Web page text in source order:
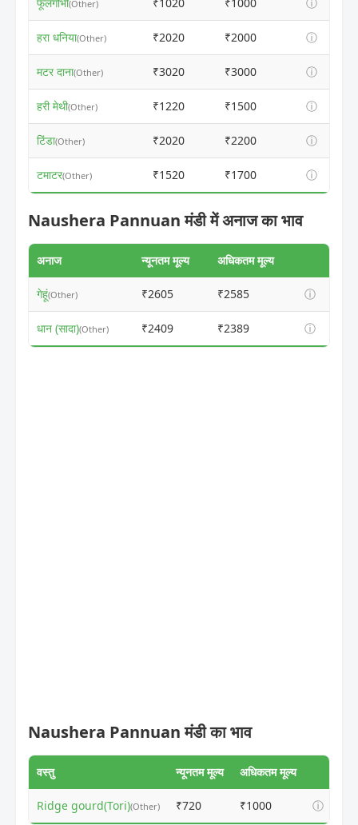
(Other)
हरा धनिया(Other) ₹2020 ₹2000 ⓘ
मटर दाना(Other) ₹3020 ₹3000 ⓘ
हरी मेथी(Other) ₹1220 ₹1500 ⓘ
टिंडा(Other) ₹2020 ₹2200 ⓘ
टमाटर(Other) ₹1520 ₹1700 ⓘ
Naushera Pannuan मंडी में अनाज का भाव
अनाज न्यूनतम मूल्य अधिकतम मूल्य
गेहूं(Other) ₹2605 ₹2585 ⓘ
धान (सादा)(Other) ₹2409 ₹2389 ⓘ
Naushera Pannuan मंडी का भाव
वस्तु न्यूनतम मूल्य अधिकतम मूल्य
Ridge gourd(Tori)(Other) ₹720 ₹1000 ⓘ